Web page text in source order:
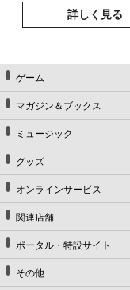
詳しく見る
ゲーム
マガジン＆ブックス
ミュージック
グッズ
オンラインサービス
関連店舗
ポータル・特設サイト
その他